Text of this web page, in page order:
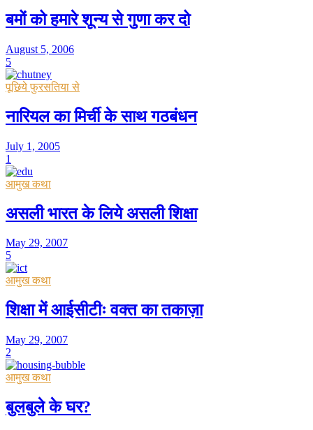
बमों को हमारे शून्य से गुणा कर दो
August 5, 2006
5
पूछिये फुरसतिया से
नारियल का मिर्ची के साथ गठबंधन
July 1, 2005
1
आमुख कथा
असली भारत के लिये असली शिक्षा
May 29, 2007
5
आमुख कथा
शिक्षा में आईसीटीः वक्त का तकाज़ा
May 29, 2007
2
आमुख कथा
बुलबुले के घर?